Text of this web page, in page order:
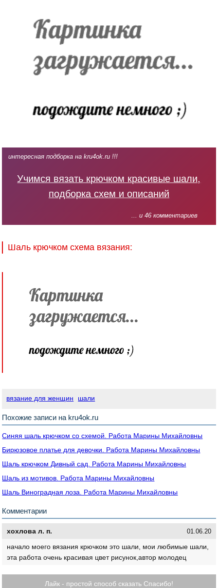
интересная подборка на kru4ok.ru !!!
Учимся вязать крючком красивые шали,
подборка схем и описаний
... и 46 комментариев
Шаль крючком схема вязания:
вязание для женщин шали
Похожие записи на kru4ok.ru
Синяя шаль крючком со схемой. Работа Марины Михайловны
Бирюзовое платье для девочки. Работа Марины Михайловны
Шаль крючком Дивный сад. Работа Марины Михайловны
Шаль из мотивов. Работа Марины Михайловны
Шаль Виноградная лоза. Работа Марины Михайловны
Комментарии
хохлова л. п. 01.06.20
начало моего вязания крючком это шали, мои любимые шали,
эта работа очень красивая цвет рисунок,автор молодец
Лайк - простой способ сказать Спасибо!